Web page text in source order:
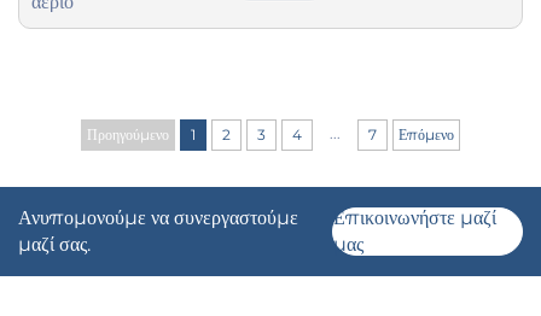
Προηγούμενο 1 2 3 4 7 Επόμενο
Ανυπομονούμε να συνεργαστούμε
μαζί σας.
Επικοινωνήστε μαζί
μας